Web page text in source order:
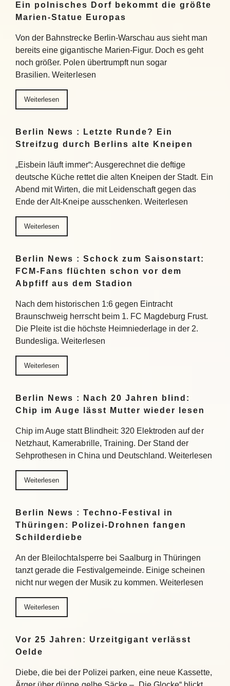
Ein polnisches Dorf bekommt die größte
Marien-Statue Europas
Von der Bahnstrecke Berlin-Warschau aus sieht man
bereits eine gigantische Marien-Figur. Doch es geht
noch größer. Polen übertrumpft nun sogar
Brasilien. Weiterlesen
Weiterlesen
Berlin News : Letzte Runde? Ein
Streifzug durch Berlins alte Kneipen
„Eisbein läuft immer“: Ausgerechnet die deftige
deutsche Küche rettet die alten Kneipen der Stadt. Ein
Abend mit Wirten, die mit Leidenschaft gegen das
Ende der Alt-Kneipe ausschenken. Weiterlesen
Weiterlesen
Berlin News : Schock zum Saisonstart:
FCM-Fans flüchten schon vor dem
Abpfiff aus dem Stadion
Nach dem historischen 1:6 gegen Eintracht
Braunschweig herrscht beim 1. FC Magdeburg Frust.
Die Pleite ist die höchste Heimniederlage in der 2.
Bundesliga. Weiterlesen
Weiterlesen
Berlin News : Nach 20 Jahren blind:
Chip im Auge lässt Mutter wieder lesen
Chip im Auge statt Blindheit: 320 Elektroden auf der
Netzhaut, Kamerabrille, Training. Der Stand der
Sehprothesen in China und Deutschland. Weiterlesen
Weiterlesen
Berlin News : Techno-Festival in
Thüringen: Polizei-Drohnen fangen
Schilderdiebe
An der Bleilochtalsperre bei Saalburg in Thüringen
tanzt gerade die Festivalgemeinde. Einige scheinen
nicht nur wegen der Musik zu kommen. Weiterlesen
Weiterlesen
Vor 25 Jahren: Urzeitgigant verlässt
Oelde
Diebe, die bei der Polizei parken, eine neue Kassette,